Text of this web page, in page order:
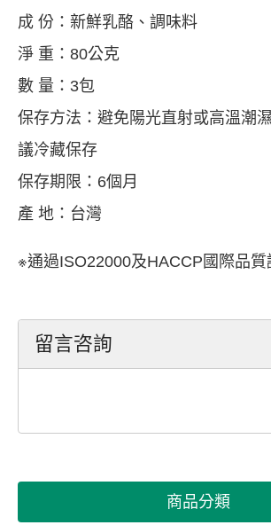
成 份：新鮮乳酪、調味料
淨 重：80公克
數 量：3包
保存方法：避免陽光直射或高溫潮
議冷藏保存
保存期限：6個月
產 地：台灣
※通過ISO22000及HACCP國際品質
留言咨詢
商品分類